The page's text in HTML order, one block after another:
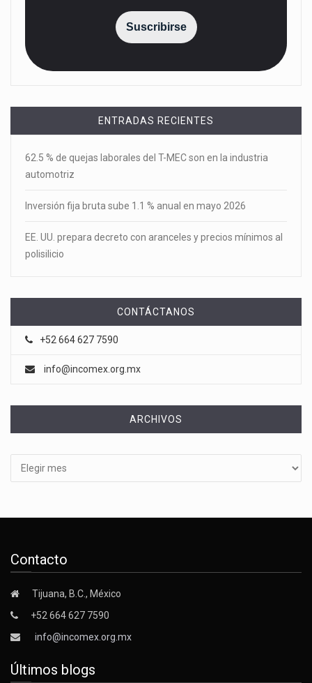
Suscribirse
ENTRADAS RECIENTES
62.5 % de quejas laborales del T-MEC son en la industria
automotriz
Inversión fija bruta sube 1.1 % anual en mayo 2026
EE. UU. prepara decreto con aranceles y precios mínimos al
polisilicio
CONTÁCTANOS
+52 664 627 7590
info@incomex.org.mx
ARCHIVOS
Contacto
Tijuana, B.C., México
+52 664 627 7590
info@incomex.org.mx
Últimos blogs